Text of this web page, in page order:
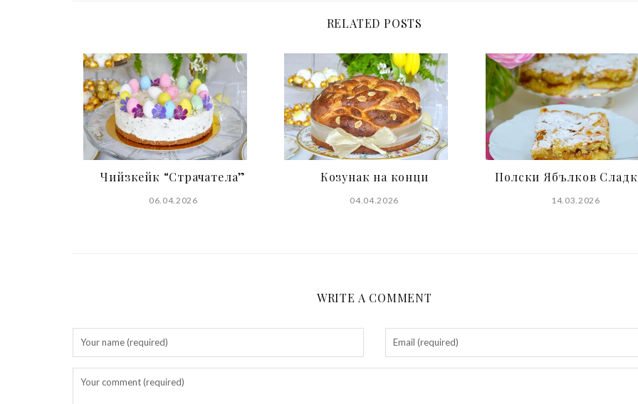
RELATED POSTS
Чийзкейк “Страчатела”
06.04.2026
Козунак на конци
04.04.2026
Полски Ябълков
14.03.2026
WRITE A COMMENT